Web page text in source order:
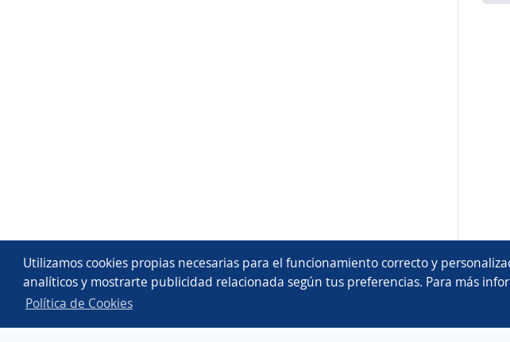
Utilizamos cookies propias necesarias para el funcionamiento correcto y
analíticos y mostrarte publicidad relacionada según tus preferencias. Para más
Política de Cookies